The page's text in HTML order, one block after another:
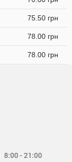
75.50 грн
78.00 грн
78.00 грн
8:00 - 21:00